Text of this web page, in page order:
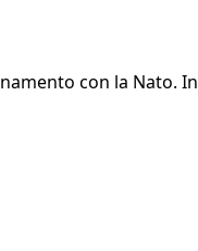
con la Nato.